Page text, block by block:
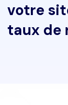
votre
taux de